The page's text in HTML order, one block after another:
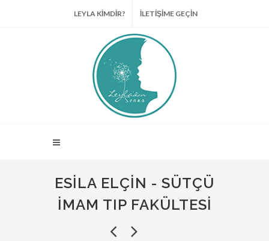
LEYLA KİMDİR? İLETİŞİME GEÇİN
ESILA ELÇIN - SÜTÇÜ
İMAM TIP FAKÜLTESI